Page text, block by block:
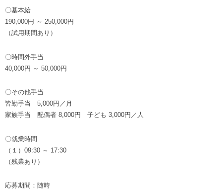
〇基本給
190,000円 ～ 250,000円
（試用期間あり）
〇時間外手当
40,000円 ～ 50,000円
〇その他手当
皆勤手当 5,000円／月
家族手当 配偶者 8,000円 子ども 3,000円／人
〇就業時間
（１）09:30 ～ 17:30
（残業あり）
応募期間：随時